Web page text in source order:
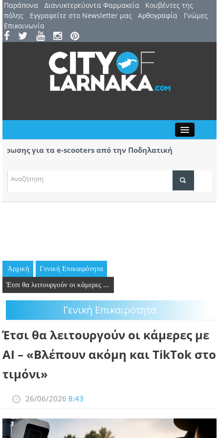
Παράπονα Διανυκτερεύοντα Φαρμακεία
Kουβέντες της
πόλης
Εγγραφείτε στο Newsletter μας Αρθογραφία
Γνώμες
Επικοινωνία
ΤΟΠΙΚΑ ΝΕΑ
ΘΕΣΕΙΣ ΕΡΓΑΣΙΑΣ
PODCAST
ΛΑΡΝΑΚΑ 2030
ΣΥΝΔΕΣΜΟΙ
ΠΕΡΙΣΣΟΤΕΡΑ
για τα e-scooters από την Ποδηλατική
Αρχική Γενική Επικαιρότητα
Έτσι θα λειτουργούν οι κάμερες ...
Γενική Επικαιρότητα
Έτσι θα λειτουργούν οι κάμερες με
AI – «Βλέπουν ακόμη και TikTok στο
τιμόνι»
26/06/2026 8:43